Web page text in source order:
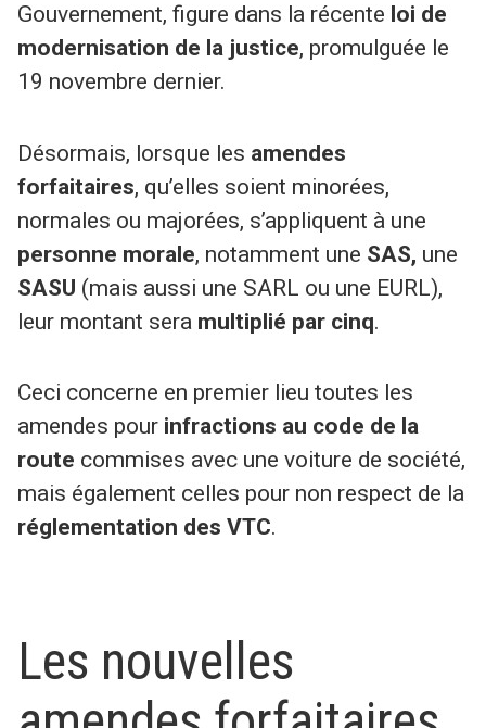
Gouvernement, figure dans la récente loi de
modernisation de la justice, promulguée le
19 novembre dernier.
Désormais, lorsque les amendes
forfaitaires, qu’elles soient minorées,
normales ou majorées, s’appliquent à une
personne morale, notamment une SAS, une
SASU (mais aussi une SARL ou une EURL),
leur montant sera multiplié par cinq.
Ceci concerne en premier lieu toutes les
amendes pour infractions au code de la
route commises avec une voiture de société,
mais également celles pour non respect de la
réglementation des VTC.
Les nouvelles